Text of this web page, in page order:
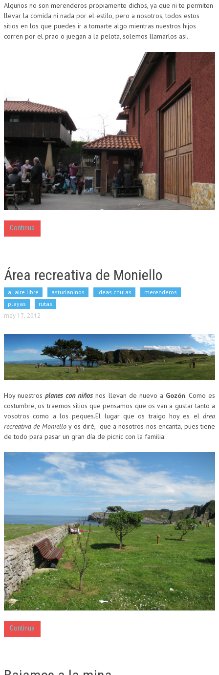
Algunos no son merenderos propiamente dichos, ya que ni te permiten
llevar la comida ni nada por el estilo, pero a nosotros, todos estos
sitios en los que puedes ir a tomarte algo mientras nuestros hijos
corren por el prao o juegan a la pelota, solemos llamarlos así.
Continua
Área recreativa de Moniello
al aire libre asturianinos ideas chulas
merenderos
playas
rutas
may 17, 2012
Hoy nuestrosplanes con niños nos llevan de nuevo a Gozón. Como es
costumbre, os traemos sitios que pensamos que os van a gustar tanto a
vosotros como a los peques.El lugar que os traigo hoy es el área
recreativa de Monielloy os diré, que a nosotros nos encanta, pues tiene
de todo para pasar un gran día de picnic con la familia.
Continua